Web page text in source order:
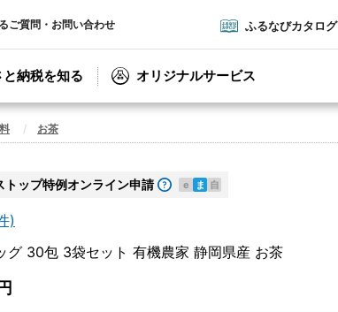
ご質問・お問い合わせ ふるなびカタログ
納税を知る オリジナルサービス
お茶
トップ特例オンライン申請 e ま 自
)
グ 30包 3袋セット 有機農家 静岡県産 お茶